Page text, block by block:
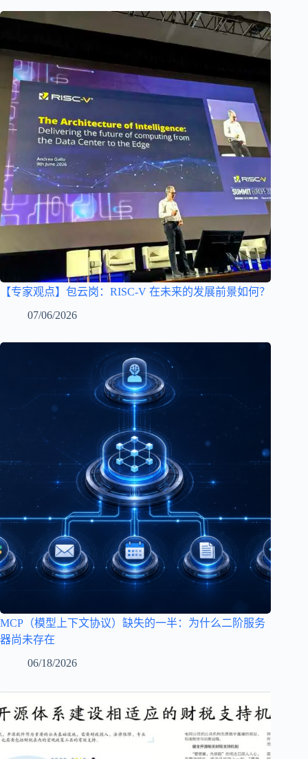
【专家观点】包云岗：RISC-V 在未来的发展前景如何？
07/06/2026
MCP（模型上下文协议）缺失的一半：为什么二阶服务
器尚未存在
06/18/2026